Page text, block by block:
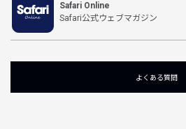
Safari Online
Safari公式ウェブマガジン
よくある質問